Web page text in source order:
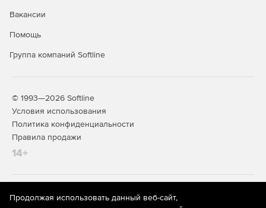
Вакансии
Помощь
Группа компаний Softline
© 1993—2026 Softline
Условия использования
Политика конфиденциальности
Правила продажи
14+
На информационном ресурсе store.softline.ru применяются
рекомендательные технологии
(информационные технологии
Продолжая использовать данный веб-сайт,